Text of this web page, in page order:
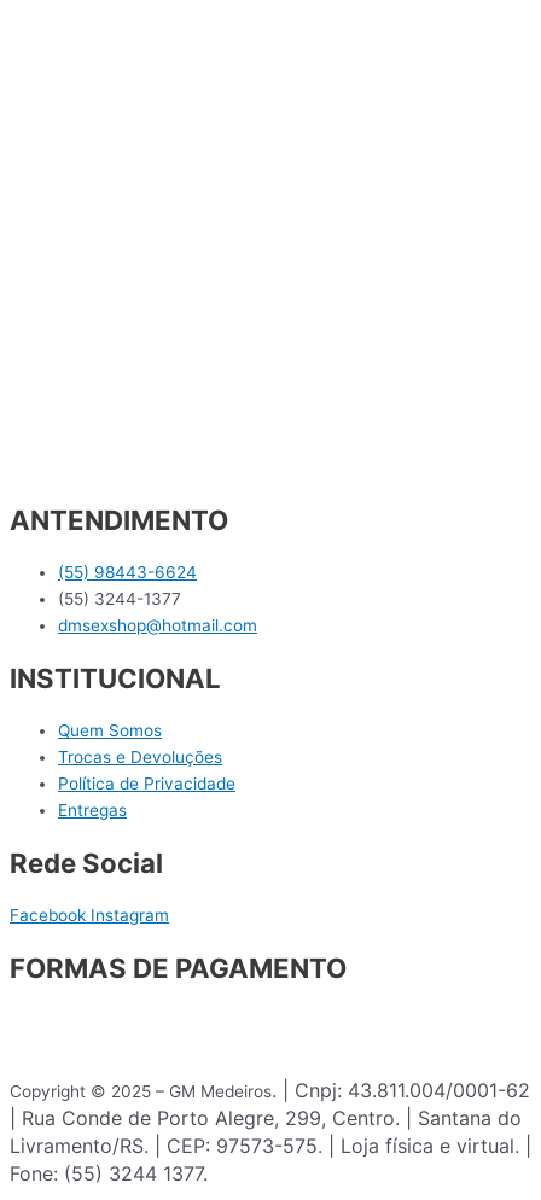
ANTENDIMENTO
(55) 98443-6624
(55) 3244-1377
dmsexshop@hotmail.com
INSTITUCIONAL
Quem Somos
Trocas e Devoluções
Política de Privacidade
Entregas
Rede Social
Facebook Instagram
FORMAS DE PAGAMENTO
Copyright © 2025 – GM Medeiros. | Cnpj: 43.811.004/0001-62
| Rua Conde de Porto Alegre, 299, Centro. | Santana do
Livramento/RS. | CEP: 97573-575. | Loja física e virtual. |
Fone: (55) 3244 1377.